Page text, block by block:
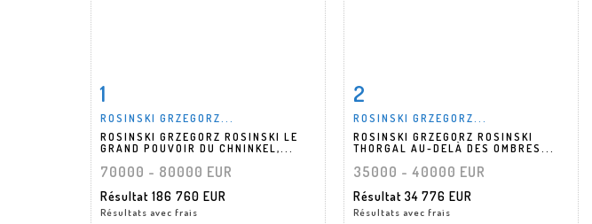
1
ROSINSKI GRZEGORZ...
ROSINSKI GRZEGORZ ROSINSKI LE
GRAND POUVOIR DU CHNINKEL,...
70000 - 80000 EUR
Résultat 186 760 EUR
Résultats avec frais
2
ROSINSKI GRZEGORZ...
ROSINSKI GRZEGORZ ROSINSKI
THORGAL AU-DELÀ DES OMBRES...
35000 - 40000 EUR
Résultat 34 776 EUR
Résultats avec frais